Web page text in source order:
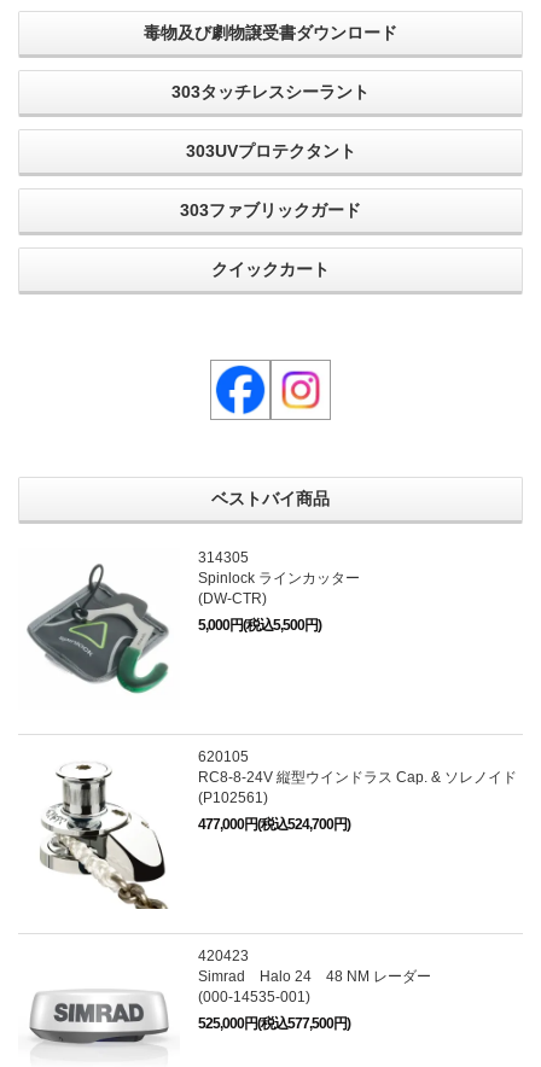
毒物及び劇物譲受書ダウンロード
303タッチレスシーラント
303UVプロテクタント
303ファブリックガード
クイックカート
ベストバイ商品
314305
Spinlock ラインカッター
(DW-CTR)
5,000円(税込5,500円)
620105
RC8-8-24V 縦型ウインドラス Cap. & ソレノイド
(P102561)
477,000円(税込524,700円)
420423
Simrad Halo 24 48 NM レーダー
(000-14535-001)
525,000円(税込577,500円)